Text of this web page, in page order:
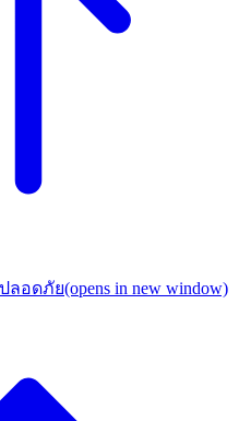
ลอดภัย(opens in new window)